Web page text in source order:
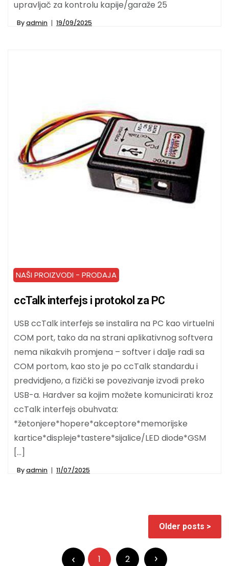
upravljač za kontrolu kapije/garaže 25
Byadmin 19/09/2025
NAŠI PROIZVODI - PRODAJA
ccTalk interfejs i protokol za PC
USB ccTalk interfejs se instalira na PC kao virtuelni
COM port, tako da na strani aplikativnog softvera
nema nikakvih promjena – softver i dalje radi sa
COM portom, kao sto je po ccTalk standardu i
predvidjeno, a fizički se povezivanje izvodi preko
USB-a. Hardver sa kojim možete komunicirati kroz
ccTalk interfejs obuhvata:
*žetonjere*hopere*akceptore*memorijske
kartice*displeje*tastere*sijalice/LED diode*GSM
[…]
Byadmin 11/07/2025
Older posts
1 2